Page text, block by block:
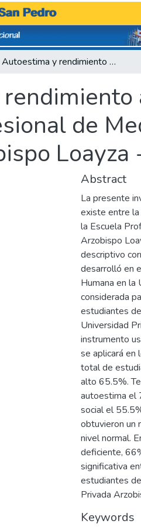
Autoestima y rendimiento académico de los estudiantes de la Escuela Profesional de Medicina Humana de la Universidad Privada Arzobispo Loayza -Lima, 2016
de
Abstract
La presente
existe entre
la Escuela
Arzobispo
descriptivo
desarrolló en
Humana en la
considerada
estudiantes
Universidad
instrumento
se aplicará
total de
alto 65.5%.
autoestima el
social el
obtuvieron un
nivel normal.
deficiente,
significativa
estudiantes
Privada
Keywords